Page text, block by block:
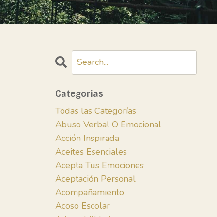
Categorias
Todas las Categorías
Abuso Verbal O Emocional
Acción Inspirada
Aceites Esenciales
Acepta Tus Emociones
Aceptación Personal
Acompañamiento
Acoso Escolar